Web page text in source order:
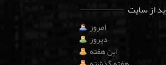
از سایت
امروز
دیروز
این هفته